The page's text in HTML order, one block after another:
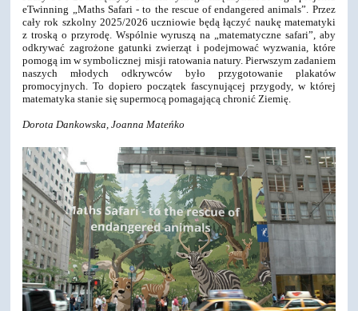
eTwinning „Maths Safari - to the rescue of endangered animals”. Przez
cały rok szkolny 2025/2026 uczniowie będą łączyć naukę matematyki
z troską o przyrodę. Wspólnie wyruszą na „matematyczne safari”, aby
odkrywać zagrożone gatunki zwierząt i podejmować wyzwania, które
pomogą im w symbolicznej misji ratowania natury. Pierwszym zadaniem
naszych młodych odkrywców było przygotowanie plakatów
promocyjnych. To dopiero początek fascynującej przygody, w której
matematyka stanie się supermocą pomagającą chronić Ziemię.
Dorota Dankowska, Joanna Mateńko